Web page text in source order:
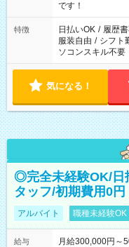
です！
特徴 日払いOK / 履歴
服装自由 / シフト
ソコンスキル不要
気になる！
◎完全未経験OK/日
タッフ/初期費用0円
アルバイト 職種未経験OK
給与
月給300,000円～